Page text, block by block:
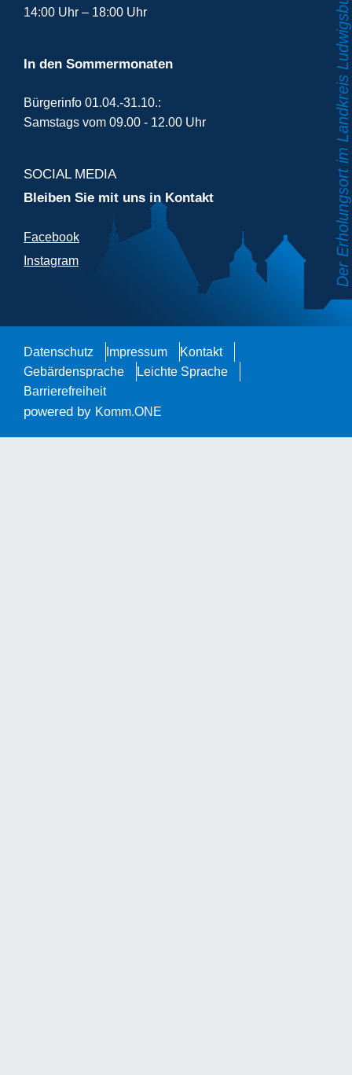
14:00 Uhr – 18:00 Uhr
In den Sommermonaten
Bürgerinfo 01.04.-31.10.:
Samstags vom 09.00 - 12.00 Uhr
SOCIAL MEDIA
Bleiben Sie mit uns in Kontakt
Facebook
Instagram
Datenschutz Impressum
Kontakt
Gebärdensprache
Leichte Sprache
Barrierefreiheit
powered by Komm.ONE